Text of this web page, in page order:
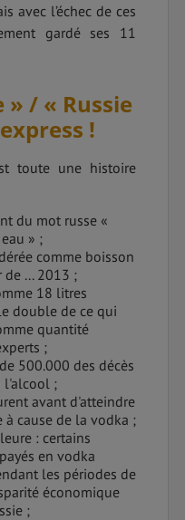
avec l’échec de ces
gardé ses 11
» / « Russie
!
toute une histoire
du mot russe «
» ;
comme boisson
... 2013 ;
18 litres
double de ce qui
quantité
;
500.000 des décès
l'alcool ;
avant d'atteindre
à cause de la vodka ;
: certains
en vodka
les périodes de
économique
;